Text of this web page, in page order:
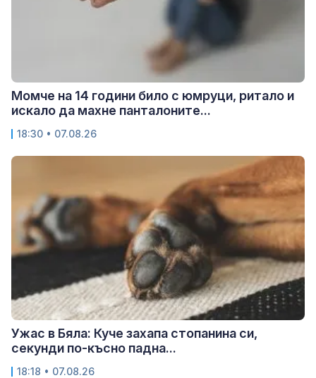
Момче на 14 години било с юмруци, ритало и
искало да махне панталоните...
18:30 • 07.08.26
Ужас в Бяла: Куче захапа стопанина си,
секунди по-късно падна...
18:18 • 07.08.26